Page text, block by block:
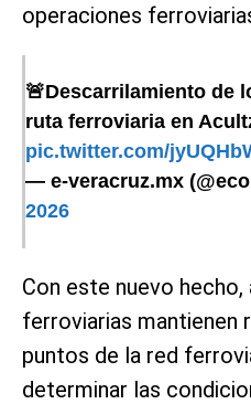
operaciones
🚨Descarrilamiento de
ruta ferroviaria en
pic.twitter.com/
— e-veracruz.mx
2026
Con este nuevo
ferroviarias mantienen
puntos de la red
determinar las